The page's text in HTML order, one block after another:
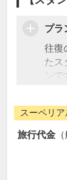
プラ
往復
たス
ンで
でき
ら、
にも
旅
泊
フ
スーペリ
旅行代金